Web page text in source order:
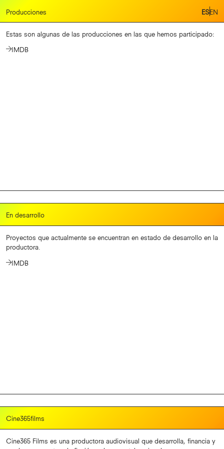
Producciones ES EN
En desarrollo
Cine365films
Cine365 Films es una productora audiovisual que desarrolla, financia y
Producciones ES EN
Estas son algunas de las producciones en las que hemos participado:
IMDB
En desarrollo
Proyectos que actualmente se encuentran en estado de desarrollo en la
productora.
IMDB